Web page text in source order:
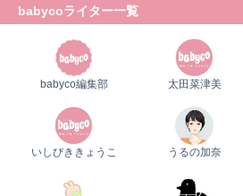
babycoライター一覧
babyco編集部 太田菜津美
いしびききょうこ うるの加奈